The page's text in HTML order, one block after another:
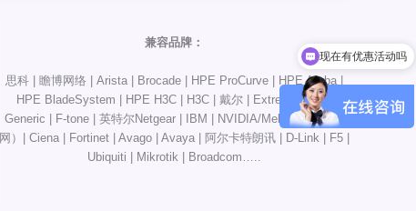
兼容品牌：
思科 | 瞻博网络 | Arista | Brocade | HPE ProCurve | HPE Aruba |
HPE BladeSystem | HPE H3C | H3C | 戴尔 | Extreme | HW |
Generic | F-tone | 英特尔Netgear | IBM | NVIDIA/Mellanox（以太
网）| Ciena | Fortinet | Avago | Avaya | 阿尔卡特朗讯 | D-Link | F5 |
Ubiquiti | Mikrotik | Broadcom…..
可以介绍下你们的产品么
现在有优惠活动吗